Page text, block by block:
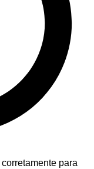
corretamente para